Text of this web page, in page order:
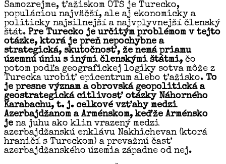
Samozrejme, ťažiskom OTŠ je Turecko,
populáciou najväčší, ale aj ekonomicky a
politicky najsilnejší a najvplyvnejší členský
štát. Pre Turecko je určitým problémom v tejto
otázke, ktorá je preň nepochybne a
strategická, skutočnosť, že nemá priamu
územnú úniu s inými členskými štátmi, čo
potom podľa geografickej logiky sotva môže z
Turecka urobiť epicentrum alebo ťažisko. To
je presne význam a obrovská geopolitická a
geostrategická citlivosť otázky Náhorného
Karabachu, t. j. celkové vzťahy medzi
Azerbajdžanom a Arménskom, keďže Arménsko
je na juhu ako klin vrazený medzi
azerbajdžanskú enklávu Nakhichevan (ktorá
hraničí s Tureckom) a prevažnú časť
azerbajdžanského územia západne od nej.